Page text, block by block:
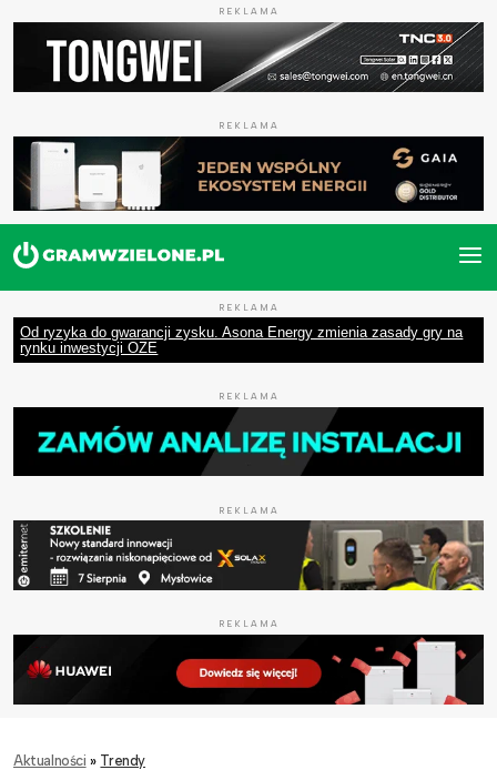
REKLAMA
REKLAMA
REKLAMA
Od ryzyka do gwarancji zysku. Asona Energy zmienia zasady gry na
rynku inwestycji OZE
REKLAMA
REKLAMA
REKLAMA
Aktualności » Trendy